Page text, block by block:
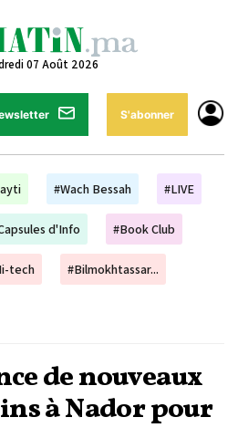
07 Août 2026
S'abonner
#Wach Bessah #LIVE
d'Info #Book Club
tech #Bilmokhtassar...
de nouveaux
à Nador pour